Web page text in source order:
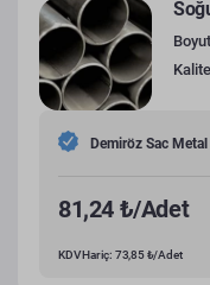
Boyut
Kalite
Demiröz Sac Metal
81,24 ₺/Adet
KDV Hariç: 73,85 ₺/Adet